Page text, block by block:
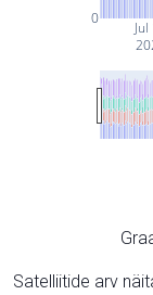
0
Satelliitide arv